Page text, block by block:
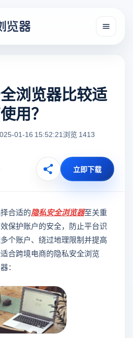
浏览器比较适
用？
01-16 15:52:21浏览 1413
立即下载
合适的隐私安全浏览器至关重
保护账户的安全，防止平台识
个账户、绕过地理限制并提高
合跨境电商的隐私安全浏览
：